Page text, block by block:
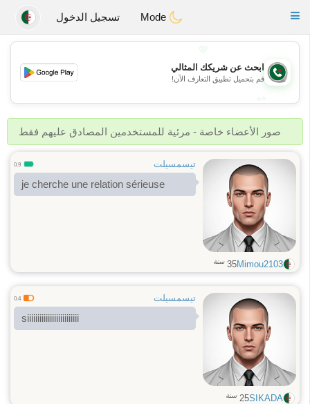
Weshrak
Toggle
تسجيل الدخول
💖
💕
ابحث عن شريكك المثالي
قم بتحميل تطبيق التعارف الآن!
صور الأعضاء خاصة - مرئية للمستخدمين المصادق عليهم فقط
تيسمسيلت 0.9
je cherche une relation sérieuse
Mimou2103
35 سنة
تيسمسيلت 0.4
siiiiiiiiiiiiiiiiiiiiiiiii
SIKADA
25 سنة